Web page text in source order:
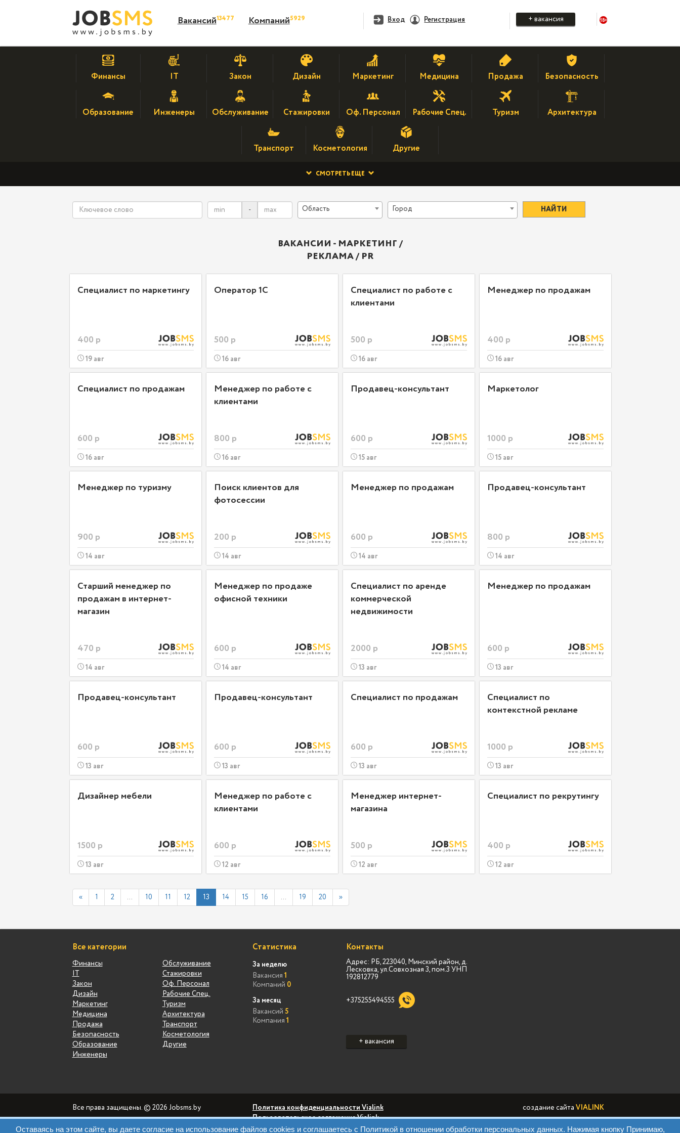
Оставаясь на этом сайте, вы даете согласие на использование файлов cookies и соглашаетесь с Политикой в отношении обработки персональных данных. Нажимая кнопку Принимаю,
Вакансий13477 Компаний5929 Вход Регистрация + вакансия
Финансы IT Закон Дизайн Маркетинг Медицина Продажа Безопасность
Образование Инженеры Обслуживание Стажировки Оф. Персонал Рабочие Спец. Туризм Архитектура
Транспорт Косметология Другие
СМОТРЕТЬ ЕЩЕ
- Область Город
ВАКАНСИИ - МАРКЕТИНГ /
РЕКЛАМА / PR
Специалист по маркетингу
400 р
19 авг
Оператор 1С
500 р
16 авг
Специалист по работе с
клиентами
500 р
16 авг
Менеджер по продажам
400 р
16 авг
Специалист по продажам
600 р
16 авг
Менеджер по работе с
клиентами
800 р
16 авг
Продавец-консультант
600 р
15 авг
Маркетолог
1000 р
15 авг
Менеджер по туризму
900 р
14 авг
Поиск клиентов для
фотосессии
200 р
14 авг
Менеджер по продажам
600 р
14 авг
Продавец-консультант
800 р
14 авг
Старший менеджер по
продажам в интернет-
магазин
470 р
14 авг
Менеджер по продаже
офисной техники
600 р
14 авг
Специалист по аренде
коммерческой
недвижимости
2000 р
13 авг
Менеджер по продажам
600 р
13 авг
Продавец-консультант
600 р
13 авг
Продавец-консультант
600 р
13 авг
Специалист по продажам
600 р
13 авг
Специалист по
контекстной рекламе
1000 р
13 авг
Дизайнер мебели
1500 р
13 авг
Менеджер по работе с
клиентами
600 р
12 авг
Менеджер интернет-
магазина
500 р
12 авг
Специалист по рекрутингу
400 р
12 авг
« 1 2 ... 10 11 12 13 14 15 16 ... 19 20 »
Все категории
Финансы
IT
Закон
Дизайн
Маркетинг
Медицина
Продажа
Безопасность
Образование
Инженеры
Обслуживание
Стажировки
Оф. Персонал
Рабочие Спец.
Туризм
Архитектура
Транспорт
Косметология
Другие
Статистика
За неделю
Вакансия 1
Компаний 0
За месяц
Вакансий 5
Компания 1
Контакты
Адрес: РБ, 223040, Минский район, д.
Лесковка, ул.Совхозная 3, пом.3 УНП
192812779
+375255494555
+ вакансия
Все права защищены. © 2026 Jobsms.by
Политика конфиденциальности Vialink
Пользовательское соглашение Vialink
Политика конфиденциальности Виа Марк
создание сайта VIALINK